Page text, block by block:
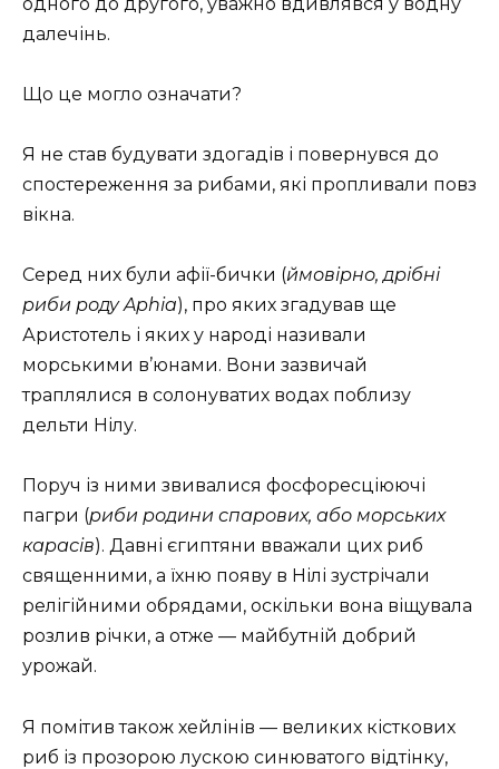
далечінь.
Що це могло означати?
Я не став будувати здогадів і повернувся до
спостереження за рибами, які пропливали повз
вікна.
Серед них були афії-бички (ймовірно, дрібні
риби роду Aphia), про яких згадував ще
Аристотель і яких у народі називали
морськими в’юнами. Вони зазвичай
траплялися в солонуватих водах поблизу
дельти Нілу.
Поруч із ними звивалися фосфоресціюючі
пагри (риби родини спарових, або морських
карасів). Давні єгиптяни вважали цих риб
священними, а їхню появу в Нілі зустрічали
релігійними обрядами, оскільки вона віщувала
розлив річки, а отже — майбутній добрий
урожай.
Я помітив також хейлінів — великих кісткових
риб із прозорою лускою синюватого відтінку,